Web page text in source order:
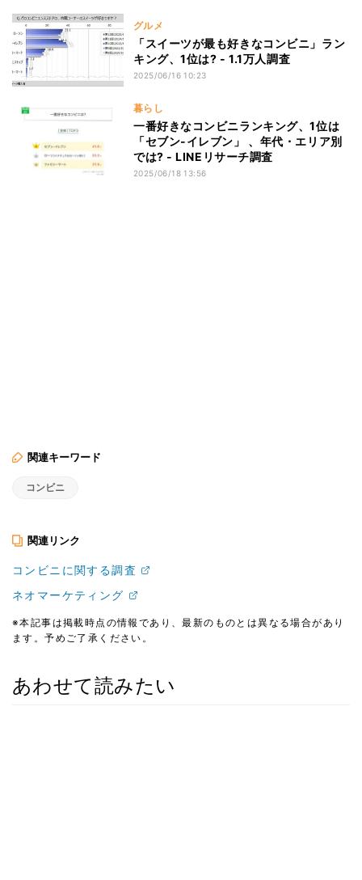
グルメ
「スイーツが最も好きなコンビニ」ラン
キング、1位は? - 1.1万人調査
2025/06/16 10:23
暮らし
一番好きなコンビニランキング、1位は
「セブン-イレブン」 、年代・エリア別
では? - LINEリサーチ調査
2025/06/18 13:56
関連キーワード
コンビニ
関連リンク
コンビニに関する調査
ネオマーケティング
※本記事は掲載時点の情報であり、最新のものとは異なる場合があり
ます。予めご了承ください。
あわせて読みたい